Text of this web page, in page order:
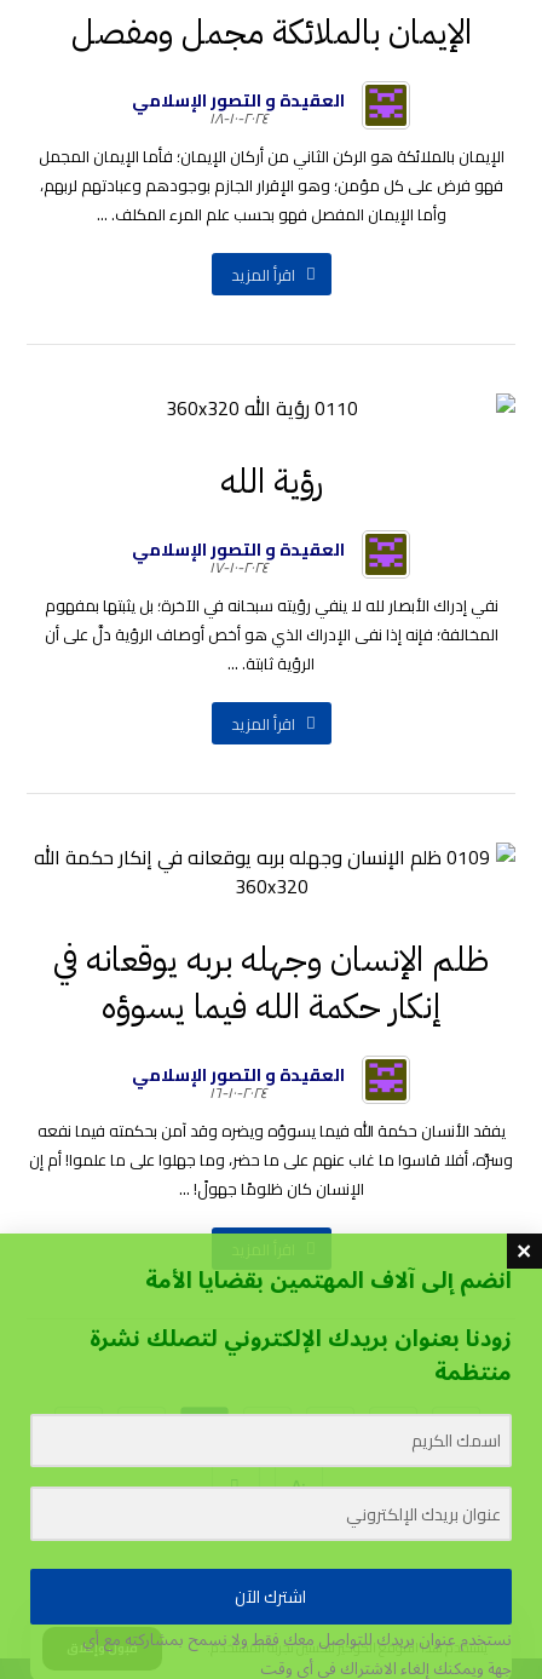
الإيمان بالملائكة مجمل ومفصل
العقيدة و التصور الإسلامي
٢٠٢٤-١٠-١٨
الإيمان بالملائكة هو الركن الثاني من أركان الإيمان؛ فأما الإيمان المجمل
فهو فرض على كل مؤمن؛ وهو الإقرار الجازم بوجودهم وعبادتهم لربهم،
وأما الإيمان المفصل فهو بحسب علم المرء المكلف. ...
اقرأ المزيد
رؤية الله
العقيدة و التصور الإسلامي
٢٠٢٤-١٠-١٧
نفي إدراك الأبصار لله لا ينفي رؤيته سبحانه في الآخرة؛ بل يثبتها بمفهوم
المخالفة؛ فإنه إذا نفى الإدراك الذي هو أخص أوصاف الرؤية دلَّ على أن
الرؤية ثابتة. ...
اقرأ المزيد
ظلم الإنسان وجهله بربه يوقعانه في
إنكار حكمة الله فيما يسوؤه
العقيدة و التصور الإسلامي
٢٠٢٤-١٠-١٦
يفقد الأنسان حكمة الله فيما يسوؤه ويضره وقد آمن بحكمته فيما نفعه
وسرَّه، أفلا قاسوا ما غاب عنهم على ما حضر، وما جهلوا على ما علموا! أم إن
الإنسان كان ظلومًا جهولً! ...
٨٠
يستخدم هذا الموقع الكوكيز لتحسين تجربة المستخدم. قبول وإغلاق
انضم إلى آلاف المهتمين بقضايا الأمة
زودنا بعنوان بريدك الإلكتروني لتصلك نشرة
منتظمة
اشترك الآن
نستخدم عنوان بريدك للتواصل معك فقط ولا نسمح بمشاركته مع أي
جهةويمكنك إلغاء الاشتراك في أي وقت